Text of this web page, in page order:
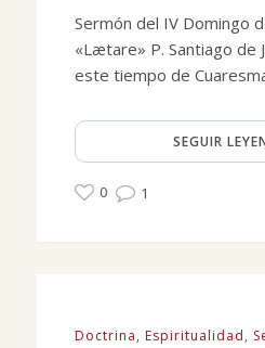
Sermón del IV Domingo
«Lætare» P. Santiago de
este tiempo de
SEGUIR
0 1
Doctrina, Espiritualidad,